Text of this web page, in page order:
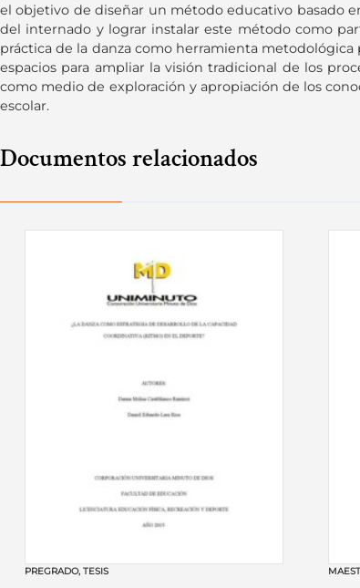
el objetivo de diseñar un método educativo basado
del internado y lograr instalar este método como
práctica de la danza como herramienta
espacios para ampliar la visión tradicional de los
como medio de exploración y apropiación de los
escolar.
Documentos relacionados
PREGRADO, TESIS